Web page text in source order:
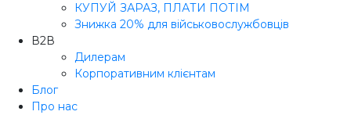
КУПУЙ ЗАРАЗ, ПЛАТИ ПОТІМ
Знижка 20% для військовослужбовців
В2В
Дилерам
Корпоративним клієнтам
Блог
Про нас